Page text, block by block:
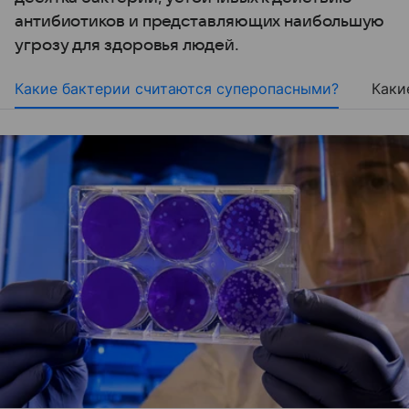
антибиотиков и представляющих наибольшую
угрозу для здоровья людей.
Какие бактерии считаются суперопасными?